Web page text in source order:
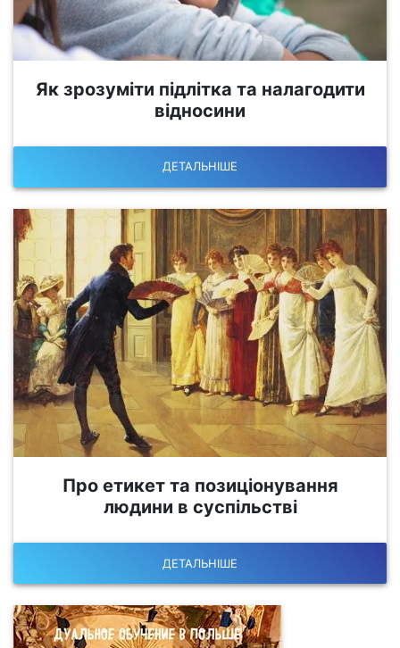
Як зрозуміти підлітка та налагодити
відносини
ДЕТАЛЬНІШЕ
Про етикет та позиціонування
людини в суспільстві
ДЕТАЛЬНІШЕ